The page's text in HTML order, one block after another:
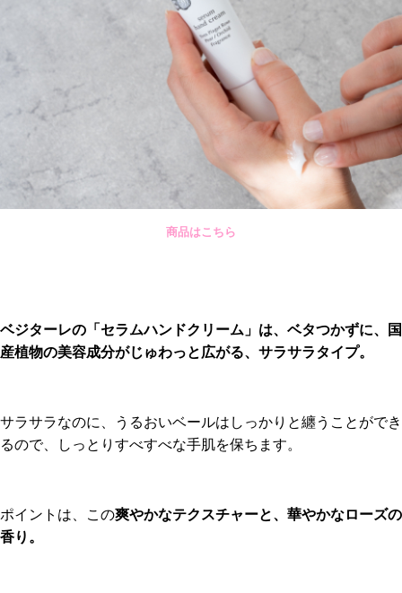
商品はこちら
ベジターレの「セラムハンドクリーム」は、ベタつかずに、国
産植物の美容成分がじゅわっと広がる、サラサラタイプ。
サラサラなのに、うるおいベールはしっかりと纏うことができ
るので、しっとりすべすべな手肌を保ちます。
ポイントは、この爽やかなテクスチャーと、華やかなローズの
香り。